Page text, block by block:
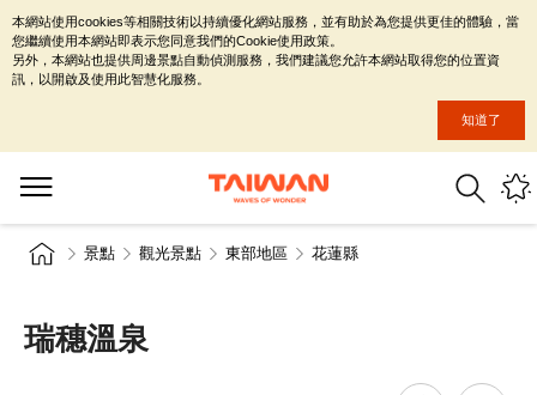
景點 觀光景點 東部地區 花蓮縣
瑞穗溫泉
本網站使用cookies等相關技術以持續優化網站服務，並有助於為您提供更佳的體驗，當
您繼續使用本網站即表示您同意我們的Cookie使用政策。
另外，本網站也提供周邊景點自動偵測服務，我們建議您允許本網站取得您的位置資
訊，以開啟及使用此智慧化服務。
知道了